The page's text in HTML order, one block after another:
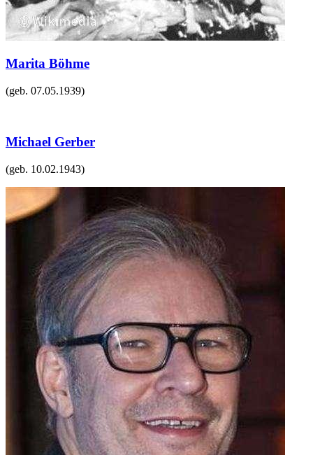
Marita Böhme
(geb. 07.05.1939)
Michael Gerber
(geb. 10.02.1943)